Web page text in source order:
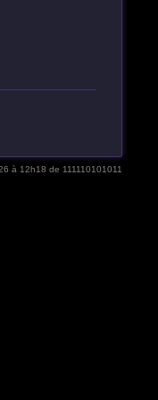
à 12h18 de 111110101011